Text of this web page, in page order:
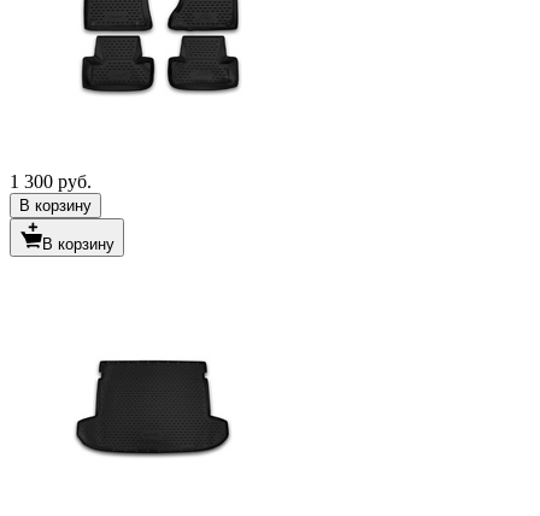
1 300 руб.
В корзину
В корзину